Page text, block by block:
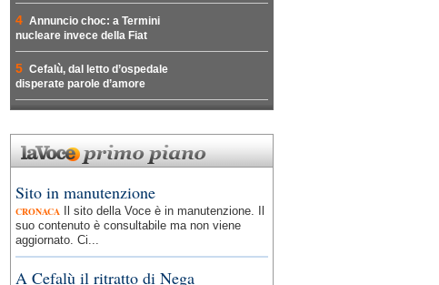
4 Annuncio choc: a Termini
nucleare invece della Fiat
5 Cefalù, dal letto d’ospedale
disperate parole d’amore
Sito in manutenzione
CRONACA
Il sito della Voce è in manutenzione. Il
suo contenuto è consultabile ma non viene
aggiornato. Ci...
A Cefalù il ritratto di Nega